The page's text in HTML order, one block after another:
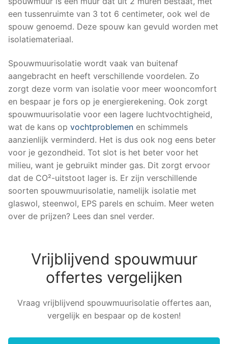
een tussenruimte van 3 tot 6 centimeter, ook wel de
spouw genoemd. Deze spouw kan gevuld worden met
isolatiemateriaal.
Spouwmuurisolatie wordt vaak van buitenaf
aangebracht en heeft verschillende voordelen. Zo
zorgt deze vorm van isolatie voor meer wooncomfort
en bespaar je fors op je energierekening. Ook zorgt
spouwmuurisolatie voor een lagere luchtvochtigheid,
wat de kans op vochtproblemen en schimmels
aanzienlijk verminderd. Het is dus ook nog eens beter
voor je gezondheid. Tot slot is het beter voor het
milieu, want je gebruikt minder gas. Dit zorgt ervoor
dat de CO²-uitstoot lager is. Er zijn verschillende
soorten spouwmuurisolatie, namelijk isolatie met
glaswol, steenwol, EPS parels en schuim. Meer weten
over de prijzen? Lees dan snel verder.
Vrijblijvend spouwmuur
offertes vergelijken
Vraag vrijblijvend spouwmuurisolatie offertes aan,
vergelijk en bespaar op de kosten!